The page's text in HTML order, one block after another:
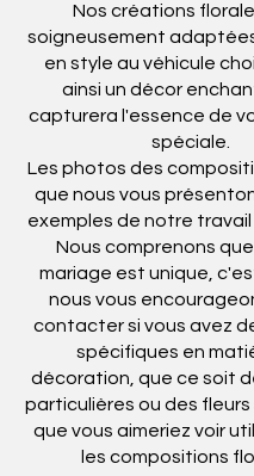
Nos créations
soigneusement
en style au véhicule
ainsi un décor
capturera l'essence de
spéciale.
Les photos des
que nous vous
exemples de notre
Nous comprenons
mariage est unique,
nous vous
contacter si vous avez
spécifiques en
décoration, que ce soit
particulières ou des
que vous aimeriez voir
les compositions